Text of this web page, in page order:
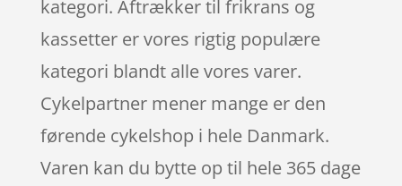
kategori. Aftrækker til frikrans og
kassetter er vores rigtig populære
kategori blandt alle vores varer.
Cykelpartner mener mange er den
førende cykelshop i hele Danmark.
Varen kan du bytte op til hele 365 dage